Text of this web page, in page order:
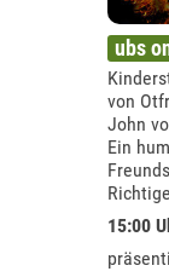
ubs
von
John
Ein
15:00